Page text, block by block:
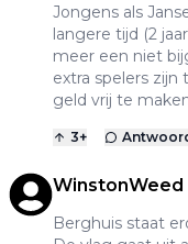
Jongens als
langere tijd (2
meer een niet
extra spelers
geld vrij te
3+
WinstonWeed
Berghuis staat